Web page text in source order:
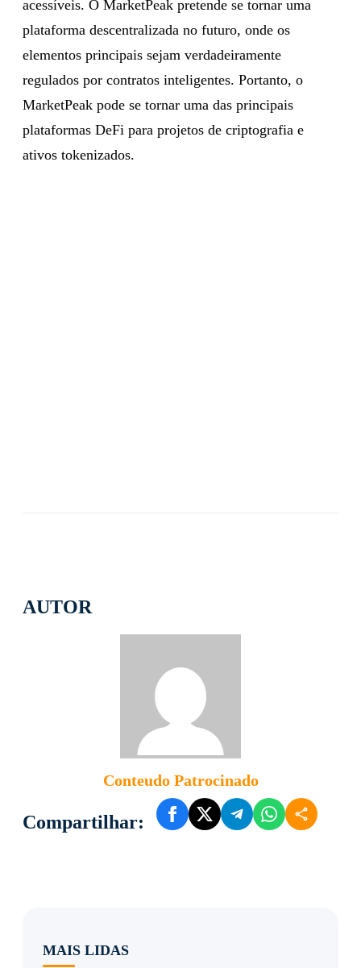
AUTOR
Conteudo Patrocinado
Compartilhar:
acessíveis. O MarketPeak pretende se tornar uma
plataforma descentralizada no futuro, onde os
elementos principais sejam verdadeiramente
regulados por contratos inteligentes. Portanto, o
MarketPeak pode se tornar uma das principais
plataformas DeFi para projetos de criptografia e
ativos tokenizados.
MAIS LIDAS